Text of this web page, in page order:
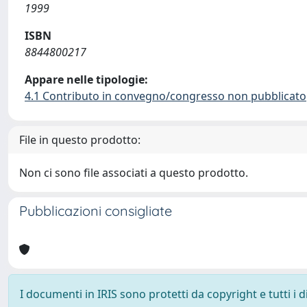
1999
ISBN
8844800217
Appare nelle tipologie:
4.1 Contributo in convegno/congresso non pubblicato
File in questo prodotto:
Non ci sono file associati a questo prodotto.
Pubblicazioni consigliate
I documenti in IRIS sono protetti da copyright e tutti i